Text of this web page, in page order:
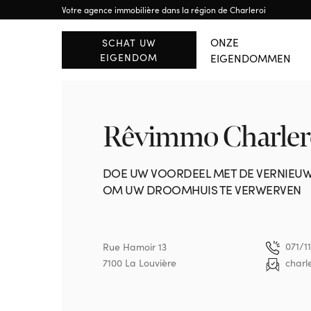
Votre agence immobilière dans la région de Charleroi
SCHAT UW
EIGENDOM
ONZE
EIGENDOMMEN
BUITENLAND
ALLE PANDEN
Brussels Waals-Brabant
Rêvimmo
DOE UW VOORDEEL MET DE
OM UW DROOMHUIS TE VERWERVEN
Rue Hamoir 13
7100 La Louvière
071/